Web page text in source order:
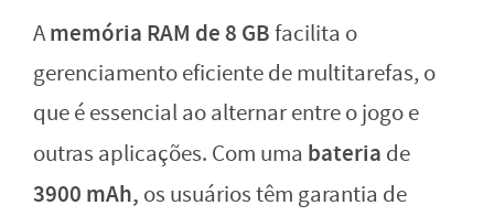
Amemória RAM de 8 GBfacilita o
gerenciamento eficiente de multitarefas, o
que é essencial ao alternar entre o jogo e
outras aplicações. Com uma bateria de
3900 mAh, os usuários têm garantia de